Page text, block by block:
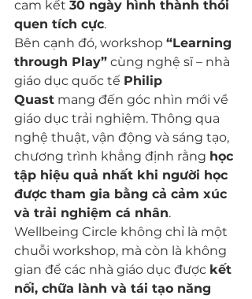
cam kết 30 ngày hình thành thói
quen tích cực.
Bên cạnh đó, workshop “Learning
through Play” cùng nghệ sĩ – nhà
giáo dục quốc tế Philip
Quast mang đến góc nhìn mới về
giáo dục trải nghiệm. Thông qua
nghệ thuật, vận động và sáng tạo,
chương trình khẳng định rằng học
tập hiệu quả nhất khi người học
được tham gia bằng cả cảm xúc
và trải nghiệm cá nhân.
Wellbeing Circle không chỉ là một
chuỗi workshop, mà còn là không
gian để các nhà giáo dục được kết
nối, chữa lành và tái tạo năng